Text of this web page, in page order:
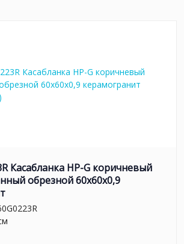
Касабланка HP-G коричневый
обрезной 60x60x0,9